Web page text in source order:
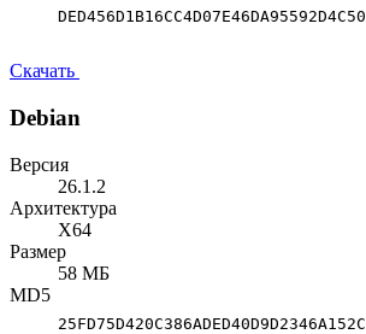
DED456D1B16CC4D07E46DA95592D4C50
Скачать
Debian
Версия
26.1.2
Архитектура
X64
Размер
58 МБ
MD5
25FD75D420C386ADED40D9D2346A152C